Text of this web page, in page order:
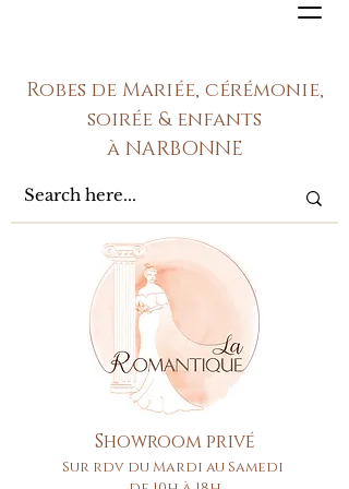
Showroom privé
Sur rdv du Mardi au Samedi
Robes de Mariée, cérémonie,
soirée & enfants
à NARBONNE